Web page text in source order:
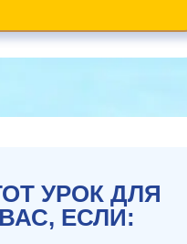
УРОК ДЛЯ
ВАС, ЕСЛИ: